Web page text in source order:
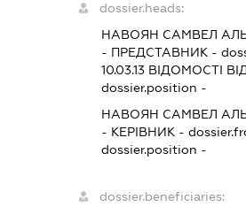
dossier.heads:
НАВОЯН САМВЕЛ
- ПРЕДСТАВНИК -
10.03.13 ВІДОМОСТІ
dossier.position -
НАВОЯН САМВЕЛ
- КЕРІВНИК -
dossier.position -
dossier.beneficiaries: